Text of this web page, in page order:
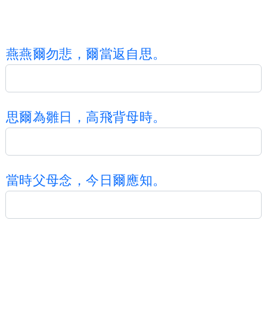
燕燕爾勿悲 ， 爾當返 自思。
思爾為雛日 ， 高飛背母時。
當時父母念 ， 今 日 爾應知。